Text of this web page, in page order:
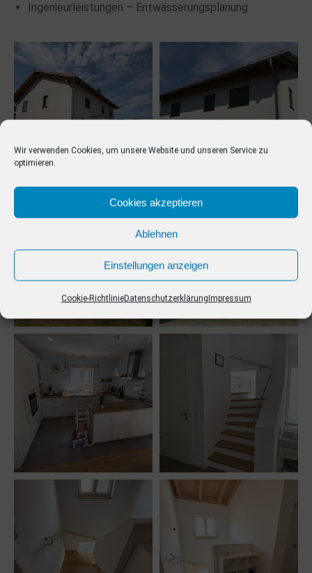
Wir verwenden Cookies, um unsere Website und unseren Service zu
optimieren.
Cookies akzeptieren
Ablehnen
Einstellungen anzeigen
Cookie-RichtlinieDatenschutzerklärungImpressum
Ingenieurleistungen – Entwässerungsplanung